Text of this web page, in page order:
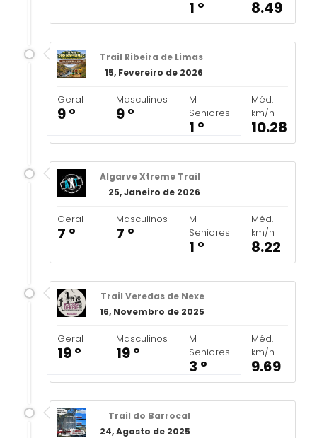
1 º 8.49
Trail Ribeira de Limas
15, Fevereiro de 2026
Geral
9 º
Masculinos
9 º
M
Seniores
1 º
Méd.
km/h
10.28
Algarve Xtreme Trail
25, Janeiro de 2026
Geral
7 º
Masculinos
7 º
M
Seniores
1 º
Méd.
km/h
8.22
Trail Veredas de Nexe
16, Novembro de 2025
Geral
19 º
Masculinos
19 º
M
Seniores
3 º
Méd.
km/h
9.69
Trail do Barrocal
24, Agosto de 2025